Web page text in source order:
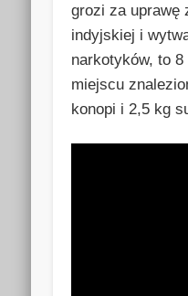
grozi za uprawę
indyjskiej i
narkotyków, to
miejscu
konopi i 2,5 kg